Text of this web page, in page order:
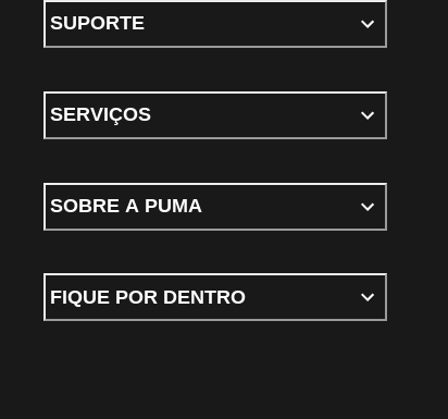
SUPORTE
SERVIÇOS
SOBRE A PUMA
FIQUE POR DENTRO